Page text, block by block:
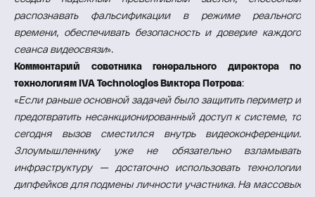
распознавать фальсификации в режиме реального
времени, обеспечивать безопасность и доверие каждого
сеанса видеосвязи».
Комментарий советника генерального директора по
технологиям IVA Technologies Виктора Петрова:
«Если раньше основной задачей было защитить периметр и
предотвратить несанкционированный доступ к системе, то
сегодня вызов сместился внутрь видеоконференции.
Злоумышленнику уже не обязательно взламывать
инфраструктуру — достаточно использовать технологии
дипфейков для подмены личности участника. На массовых